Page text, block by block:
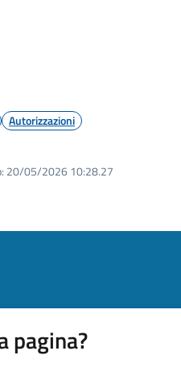
Autorizzazioni
20/05/2026 10:28.27
pagina?